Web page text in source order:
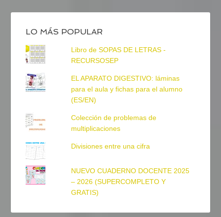
LO MÁS POPULAR
Libro de SOPAS DE LETRAS -
RECURSOSEP
EL APARATO DIGESTIVO: láminas
para el aula y fichas para el alumno
(ES/EN)
Colección de problemas de
multiplicaciones
Divisiones entre una cifra
NUEVO CUADERNO DOCENTE 2025
– 2026 (SUPERCOMPLETO Y
GRATIS)